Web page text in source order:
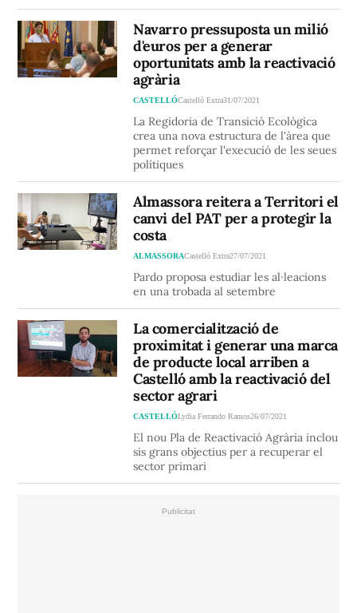
Navarro pressuposta un milió
d'euros per a generar
oportunitats amb la reactivació
agrària
CASTELLÓCastelló Extra31/07/2021
La Regidoria de Transició Ecològica
crea una nova estructura de l'àrea que
permet reforçar l'execució de les seues
polítiques
Almassora reitera a Territori el
canvi del PAT per a protegir la
costa
ALMASSORACastelló Extra27/07/2021
Pardo proposa estudiar les al·leacions
en una trobada al setembre
La comercialització de
proximitat i generar una marca
de producte local arriben a
Castelló amb la reactivació del
sector agrari
CASTELLÓLydia Ferrando Ramos26/07/2021
El nou Pla de Reactivació Agrària inclou
sis grans objectius per a recuperar el
sector primari